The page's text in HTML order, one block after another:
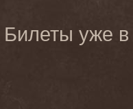
Билеты уже